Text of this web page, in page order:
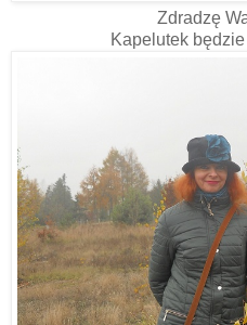
Zdradzę
Kapelutek